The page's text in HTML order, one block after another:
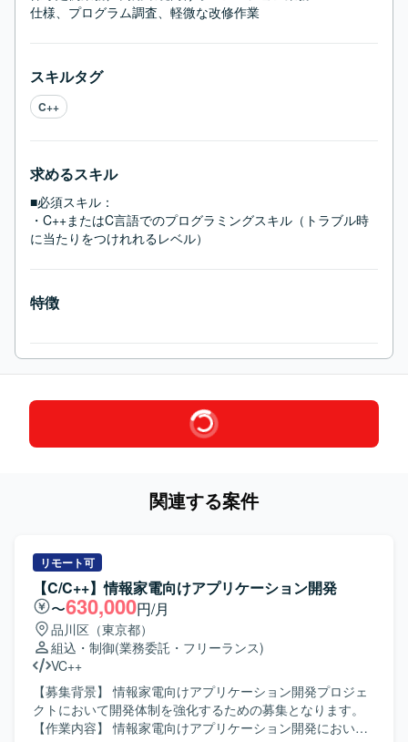
仕様、プログラム調査、軽微な改修作業
スキルタグ
C++
求めるスキル
■必須スキル：
・C++またはC言語でのプログラミングスキル（トラブル時
に当たりをつけれれるレベル）
特徴
関連する案件
リモート可
【C/C++】情報家電向けアプリケーション開発
〜630,000円/月
品川区（東京都）
組込・制御(業務委託・フリーランス)
VC++
【募集背景】 情報家電向けアプリケーション開発プロジェ
クトにおいて開発体制を強化するための募集となります。
【作業内容】 情報家電向けアプリケーション開発におい